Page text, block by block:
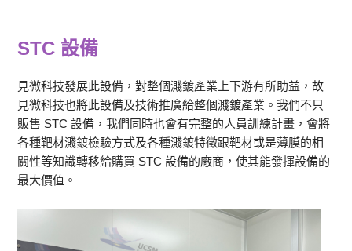
STC 設備
見微科技發展此設備，對整個濺鍍產業上下游有所助益，故
見微科技也將此設備及技術推廣給整個濺鍍產業。我們不只
販售 STC 設備，我們同時也會有完整的人員訓練計畫，會將
各種靶材濺鍍檢驗方式及各種濺鍍特徵跟靶材或是薄膜的相
關性等知識轉移給購買 STC 設備的廠商，使其能發揮設備的
最大價值。